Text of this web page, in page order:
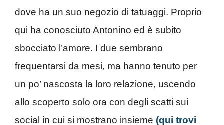
dove ha un suo negozio di tatuaggi. Proprio
qui ha conosciuto Antonino ed è subito
sbocciato l’amore. I due sembrano
frequentarsi da mesi, ma hanno tenuto per
un po’ nascosta la loro relazione, uscendo
allo scoperto solo ora con degli scatti sui
social in cui si mostrano insieme (qui trovi